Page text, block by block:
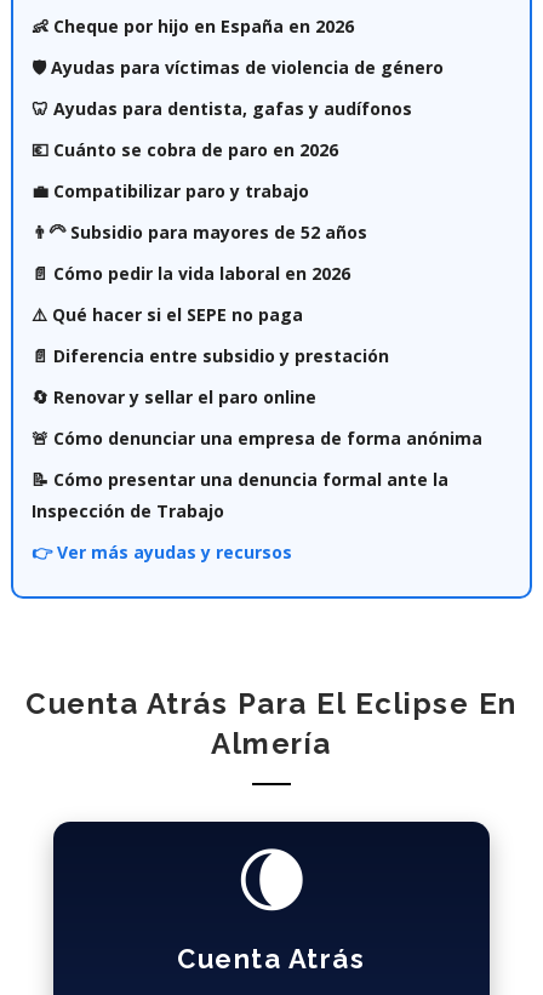
👶 Cheque por hijo en España en 2026
🛡️ Ayudas para víctimas de violencia de género
🦷 Ayudas para dentista, gafas y audífonos
💶 Cuánto se cobra de paro en 2026
💼 Compatibilizar paro y trabajo
👨‍🦳 Subsidio para mayores de 52 años
📄 Cómo pedir la vida laboral en 2026
⚠️ Qué hacer si el SEPE no paga
📄 Diferencia entre subsidio y prestación
🔄 Renovar y sellar el paro online
🚨 Cómo denunciar una empresa de forma anónima
📝 Cómo presentar una denuncia formal ante la
Inspección de Trabajo
👉 Ver más ayudas y recursos
Cuenta Atrás Para El Eclipse En
Almería
🌘
Cuenta Atrás